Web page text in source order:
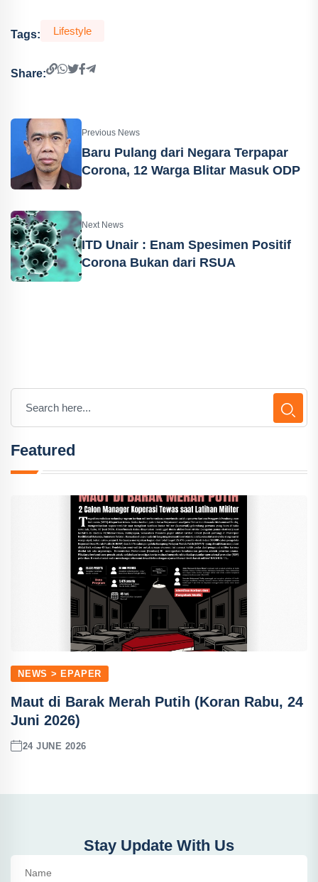
Tags: Lifestyle
Share:
Previous News
Baru Pulang dari Negara Terpapar
Corona, 12 Warga Blitar Masuk ODP
Next News
ITD Unair : Enam Spesimen Positif
Corona Bukan dari RSUA
Featured
NEWS > EPAPER
Maut di Barak Merah Putih (Koran Rabu, 24
Juni 2026)
24 JUNE 2026
Stay Update With Us